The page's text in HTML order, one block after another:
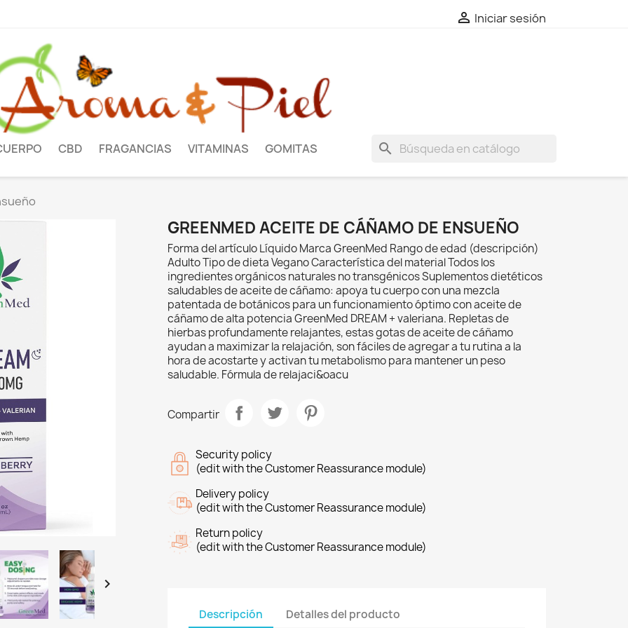
 Iniciar sesión
search
CBD FRAGANCIAS VITAMINAS GOMITAS

GREENMED ACEITE DE CÁÑAMO DE ENSUEÑO
Forma del artículo Líquido Marca GreenMed Rango de edad (descripción)
Adulto Tipo de dieta Vegano Característica del material Todos los
ingredientes orgánicos naturales no transgénicos Suplementos dietéticos
saludables de aceite de cáñamo: apoya tu cuerpo con una mezcla
patentada de botánicos para un funcionamiento óptimo con aceite de
cáñamo de alta potencia GreenMed DREAM + valeriana. Repletas de
hierbas profundamente relajantes, estas gotas de aceite de cáñamo
ayudan a maximizar la relajación, son fáciles de agregar a tu rutina a la
hora de acostarte y activan tu metabolismo para mantener un peso
saludable. Fórmula de relajaci&oacu
Compartir
Security policy
(edit with the Customer Reassurance module)
Delivery policy
(edit with the Customer Reassurance module)
Return policy
(edit with the Customer Reassurance module)
Descripción Detalles del producto